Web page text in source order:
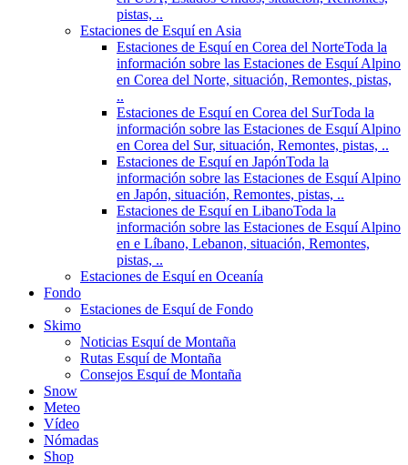
pistas, ..
Estaciones de Esquí en Asia
Estaciones de Esquí en Corea del NorteToda la
información sobre las Estaciones de Esquí Alpino
en Corea del Norte, situación, Remontes, pistas,
..
Estaciones de Esquí en Corea del SurToda la
información sobre las Estaciones de Esquí Alpino
en Corea del Sur, situación, Remontes, pistas, ..
Estaciones de Esquí en JapónToda la
información sobre las Estaciones de Esquí Alpino
en Japón, situación, Remontes, pistas, ..
Estaciones de Esquí en LibanoToda la
información sobre las Estaciones de Esquí Alpino
en e Líbano, Lebanon, situación, Remontes,
pistas, ..
Estaciones de Esquí en Oceanía
Fondo
Estaciones de Esquí de Fondo
Skimo
Noticias Esquí de Montaña
Rutas Esquí de Montaña
Consejos Esquí de Montaña
Snow
Meteo
Vídeo
Nómadas
Shop